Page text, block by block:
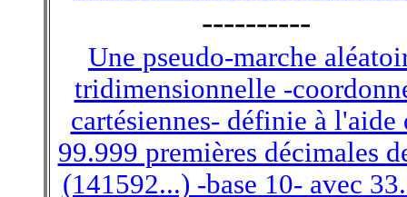
----------
Une pseudo-marche
tridimensionnelle -
cartésiennes- définie à l'aide
99.999 premières décimales
(141592...) -base 10- avec